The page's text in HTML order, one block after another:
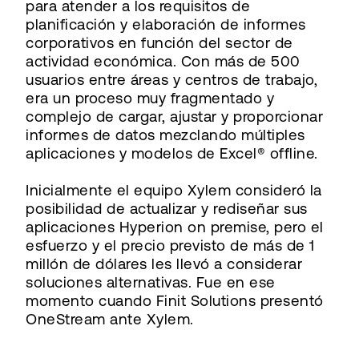
para atender a los requisitos de
planificación y elaboración de informes
corporativos en función del sector de
actividad económica. Con más de 500
usuarios entre áreas y centros de trabajo,
era un proceso muy fragmentado y
complejo de cargar, ajustar y proporcionar
informes de datos mezclando múltiples
aplicaciones y modelos de Excel® offline.
Inicialmente el equipo Xylem consideró la
posibilidad de actualizar y rediseñar sus
aplicaciones Hyperion on premise, pero el
esfuerzo y el precio previsto de más de 1
millón de dólares les llevó a considerar
soluciones alternativas. Fue en ese
momento cuando Finit Solutions presentó
OneStream ante Xylem.